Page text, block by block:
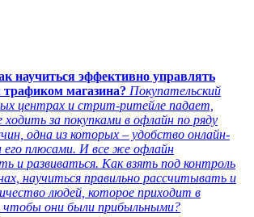
научиться эффективно управлять
трафиком магазина? Покупательский
центрах и стрит-ритейле падает,
за покупками в офлайн по ряду
одна из которых – удобство онлайн-
его плюсами. И все же офлайн
и развиваться. Как взять под контроль
научиться правильно рассчитывать и
людей, которое приходит в
чтобы они были прибыльными?